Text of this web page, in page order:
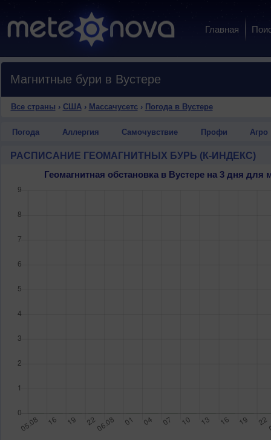
Главная
Магнитные бури в Вустере
Все страны › США› Массачусетс› Погода в Вустере
Погода Аллергия Самочувствие Профи Агро
РАСПИСАНИЕ ГЕОМАГНИТНЫХ БУРЬ (К-ИНДЕКС)
Геомагнитная обстановка в Вустере на 3 дня